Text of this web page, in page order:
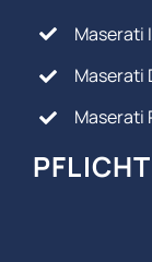
Maserati
Maserati
Maserati